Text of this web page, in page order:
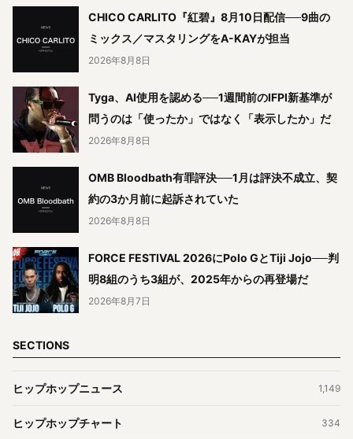
CHICO CARLITO『紅碧』8月10日配信──9曲の
ミックス／マスタリングをA-KAYが担当
2026年8月8日
Tyga、AI使用を認める──1週間前のIFPI新基準が
問うのは「使ったか」ではなく「表示したか」だ
2026年8月8日
OMB Bloodbath有罪評決──1月は評決不成立、契
約の3か月前に起訴されていた
2026年8月8日
FORCE FESTIVAL 2026にPolo GとTiji Jojo──判
明8組のうち3組が、2025年からの再登場だ
2026年8月7日
SECTIONS
ヒップホップニュース 1,149
ヒップホップチャート 334